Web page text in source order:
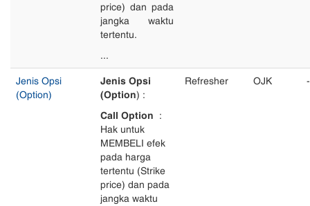
price) dan pada
jangka waktu
tertentu.
...
Jenis Opsi
(Option)
Jenis Opsi
(Option) :
Call Option :
Hak untuk
MEMBELI efek
pada harga
tertentu (Strike
price) dan pada
jangka waktu
Refresher OJK -